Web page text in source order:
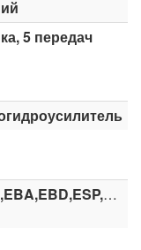
5 передач
ABS,ASR,EBA,EBD,ESP,HHC